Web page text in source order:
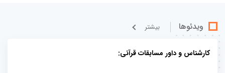
ویدئوها بيشتر
کارشناس و داور مسابقات قرآنی: